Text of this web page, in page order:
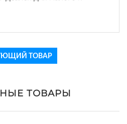
ТОВАР
ТОВАРЫ